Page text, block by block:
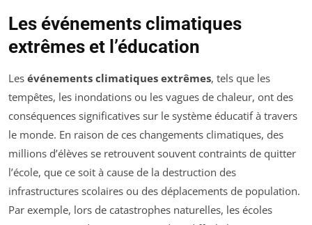
Les événements climatiques
extrêmes et l’éducation
Les événements climatiques extrêmes, tels que les
tempêtes, les inondations ou les vagues de chaleur, ont des
conséquences significatives sur le système éducatif à travers
le monde. En raison de ces changements climatiques, des
millions d’élèves se retrouvent souvent contraints de quitter
l’école, que ce soit à cause de la destruction des
infrastructures scolaires ou des déplacements de population.
Par exemple, lors de catastrophes naturelles, les écoles